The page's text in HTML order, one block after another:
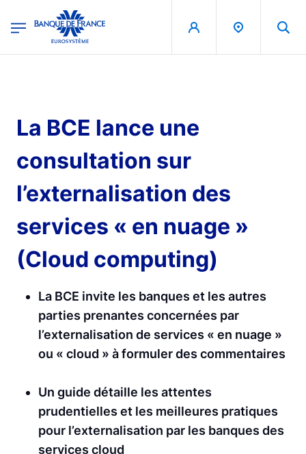
Banque de France - Menu Principal
La BCE lance une
consultation sur
l’externalisation des
services « en nuage »
(Cloud computing)
La BCE invite les banques et les autres
parties prenantes concernées par
l’externalisation de services « en nuage »
ou « cloud » à formuler des commentaires
Un guide détaille les attentes
prudentielles et les meilleures pratiques
pour l’externalisation par les banques des
services cloud